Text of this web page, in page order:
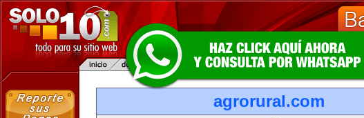
agrorural.com